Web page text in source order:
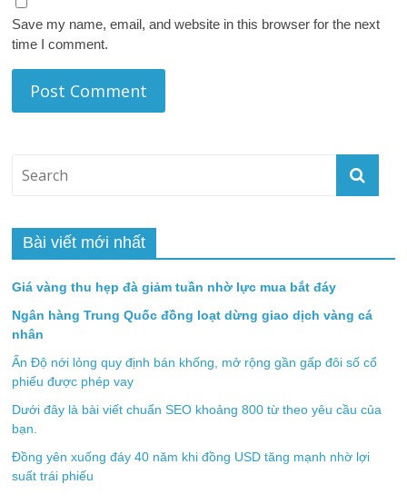
Save my name, email, and website in this browser for the next
time I comment.
Bài viết mới nhất
Giá vàng thu hẹp đà giảm tuần nhờ lực mua bắt đáy
Ngân hàng Trung Quốc đồng loạt dừng giao dịch vàng cá
nhân
Ấn Độ nới lỏng quy định bán khống, mở rộng gần gấp đôi số cổ
phiếu được phép vay
Dưới đây là bài viết chuẩn SEO khoảng 800 từ theo yêu cầu của
bạn.
Đồng yên xuống đáy 40 năm khi đồng USD tăng mạnh nhờ lợi
suất trái phiếu